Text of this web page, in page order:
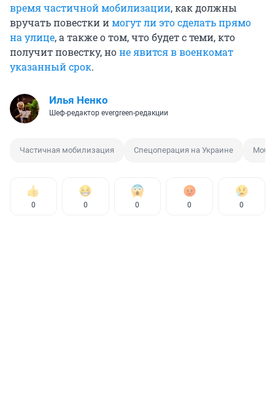
время частичной мобилизации, как должны
вручать повестки имогут ли это сделать прямо
на улице, а также о том, что будет с теми, кто
получит повестку, ноне явится в военкомат
указанный срок.
Илья Ненко
Шеф-редактор evergreen-редакции
Частичная мобилизация Спецоперация на Украине
0 0 0 0 0